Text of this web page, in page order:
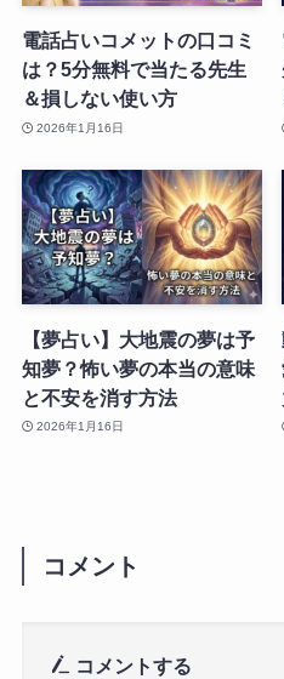
電話占いコメットの口コミ
は？5分無料で当たる先生
＆損しない使い方
2026年1月16日
【夢占い】大地震の夢は予
知夢？怖い夢の本当の意味
と不安を消す方法
2026年1月16日
コメント
コメントする